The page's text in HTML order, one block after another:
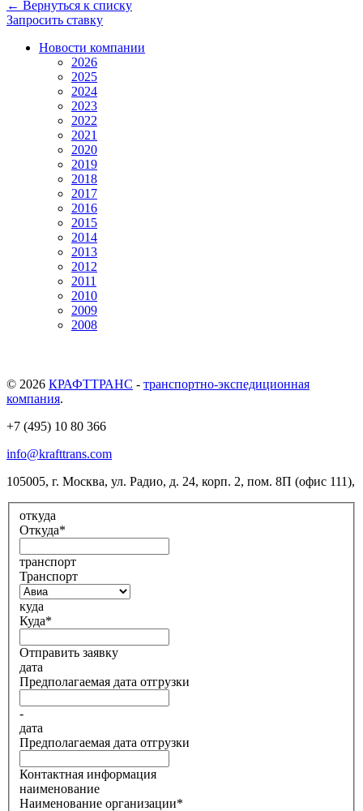
← Вернуться к списку
Запросить ставку
Новости компании
2026
2025
2024
2023
2022
2021
2020
2019
2018
2017
2016
2015
2014
2013
2012
2011
2010
2009
2008
© 2026 КРАФТТРАНС - транспортно-экспедиционная
компания.
+7 (495) 10 80 366
info@krafttrans.com
105005, г. Москва, ул. Радио, д. 24, корп. 2, пом. 8П (офис 111),
откуда
Откуда*
транспорт
Транспорт
куда
Куда*
Отправить заявку
дата
Предполагаемая дата отгрузки
-
дата
Предполагаемая дата отгрузки
Контактная информация
наименование
Наименование организации*